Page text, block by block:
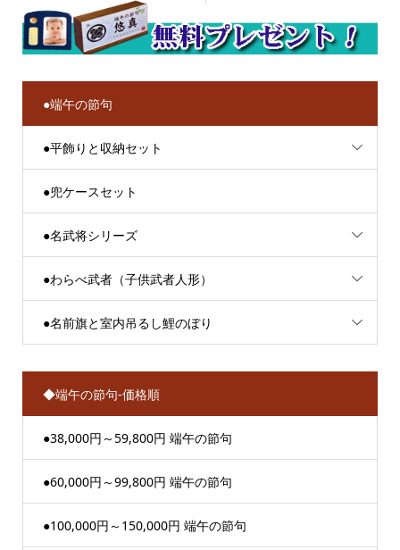
●端午の節句
●平飾りと収納セット
●兜ケースセット
●名武将シリーズ
●わらべ武者（子供武者人形）
●名前旗と室内吊るし鯉のぼり
◆端午の節句-価格順
●38,000円～59,800円 端午の節句
●60,000円～99,800円 端午の節句
●100,000円～150,000円 端午の節句